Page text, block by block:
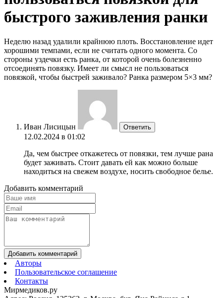
быстрого заживления ранки
Неделю назад удалили крайнюю плоть. Восстановление идет
хорошими темпами, если не считать одного момента. Со
стороны уздечки есть ранка, от которой очень болезненно
отсоединять повязку. Имеет ли смысл не пользоваться
повязкой, чтобы быстрей заживало? Ранка размером 5×3 мм?
Иван Лисицын Ответить
12.02.2024 в 01:02
Да, чем быстрее откажетесь от повязки, тем лучше рана
будет заживать. Стоит давать ей как можно больше
находиться на свежем воздухе, носить свободное белье.
Добавить комментарий
Добавить комментарий
Авторы
Пользовательское соглашение
Контакты
Мирмедиков.ру